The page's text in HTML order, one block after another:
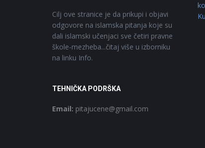
Cilj ove stranice je da prikupi i objavi
odgovore na islamska pitanja koje su
dali islamski učenjaci sve četiri pravne
škole-mezheba...čitaj više u izborniku
na linku Info.
TEHNIČKA PODRŠKA
Email: pitajucene@gmail.com